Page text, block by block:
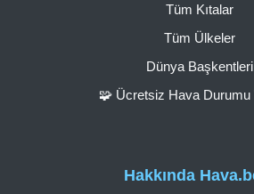
Hakkında
Tüm Kıtalar
Tüm Ülkeler
Dünya Başkentleri
🧩 Ücretsiz Hava Durumu